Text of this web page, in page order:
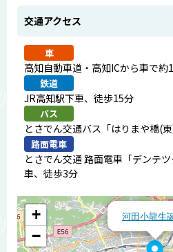
交通アクセス
車
高知自動車道・高知ICから車で約
鉄道
JR高知駅下車、徒歩15分
バス
とさでん交通バス「はりまや橋(
路面電車
とさでん交通 路面電車「デンテ
車、徒歩3分
河田小龍生
+
−